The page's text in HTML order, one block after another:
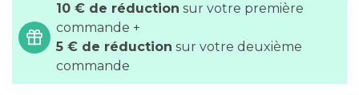
10 € de réduction sur votre première
commande +
5 € de réduction sur votre deuxième
commande